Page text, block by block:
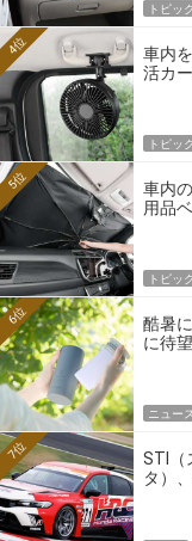
トピッ
車内
活カ
4位
トピッ
車内
用品
5位
トピッ
酷暑
に待
6位
ニュース
STI（
タ）
7位